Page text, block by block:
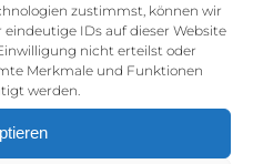
zustimmst, können wir
IDs auf dieser Website
nicht erteilst oder
Merkmale und Funktionen
werden.